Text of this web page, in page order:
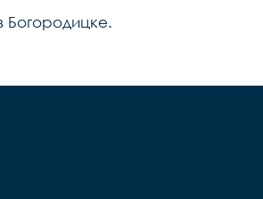
Богородицке.